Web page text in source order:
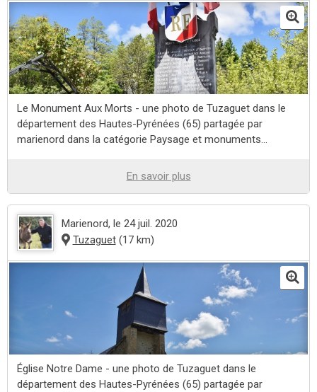
Le Monument Aux Morts - une photo de Tuzaguet dans le
département des Hautes-Pyrénées (65) partagée par
marienord dans la catégorie Paysage et monuments...
En savoir plus
Marienord, le 24 juil. 2020
Tuzaguet(17 km)
Église Notre Dame - une photo de Tuzaguet dans le
département des Hautes-Pyrénées (65) partagée par